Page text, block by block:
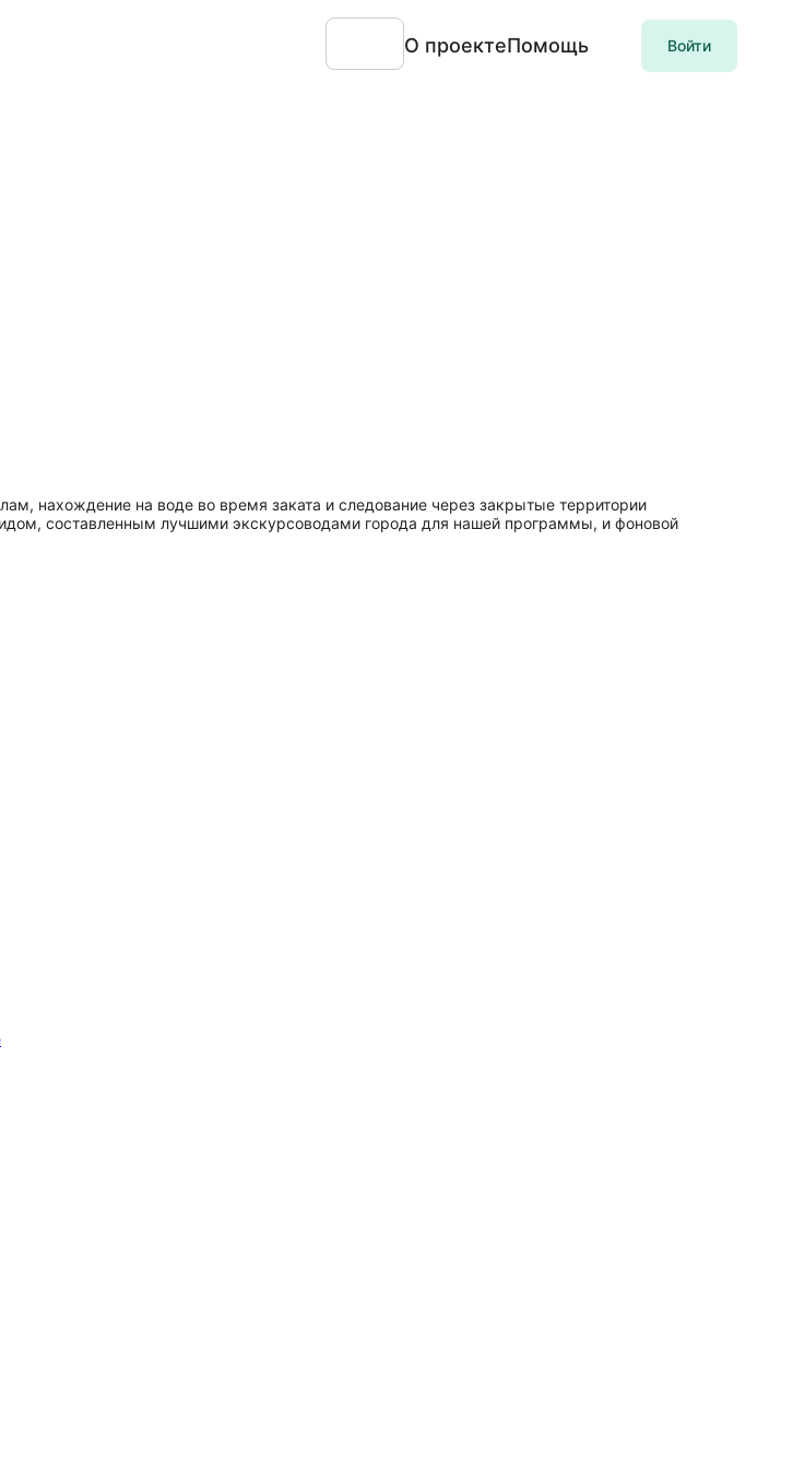
О проектеПомощь Войти
нахождение на воде во время заката и следование через закрытые территории
составленным лучшими экскурсоводами города для нашей программы, и фоновой